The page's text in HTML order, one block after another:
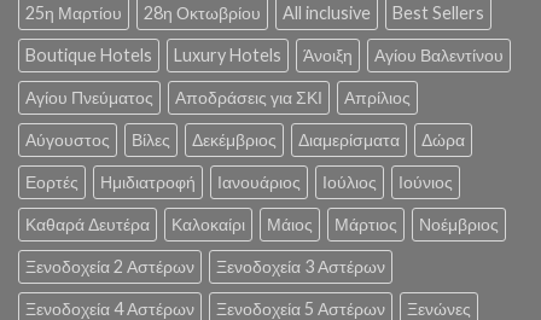
25η Μαρτίου 28η Οκτωβρίου All inclusive Best Sellers
Boutique Hotels Luxury Hotels Άνοιξη Αγίου Βαλεντίνου
Αγίου Πνεύματος Αποδράσεις για ΣΚΙ Απρίλιος
Αύγουστος Βίλες Δεκέμβριος Διαμερίσματα Δώρα
Εορτές Ημιδιατροφή Ιανουάριος Ιούλιος Ιούνιος
Καθαρά Δευτέρα Καλοκαίρι Μάιος Μάρτιος Νοέμβριος
Ξενοδοχεία 2 Αστέρων Ξενοδοχεία 3 Αστέρων
Ξενοδοχεία 4 Αστέρων Ξενοδοχεία 5 Αστέρων Ξενώνες